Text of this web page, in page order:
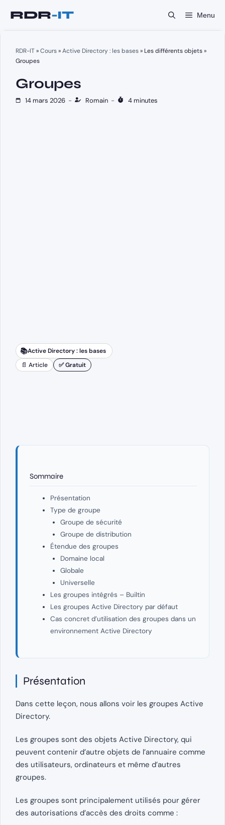
Menu
RDR-IT»Cours»Active Directory : les bases» Les différents objets»
Groupes
Groupes
14 mars 2026 - Romain - 4 minutes
📚Active Directory : les bases
📄 Article
✅ Gratuit
Sommaire
Présentation
Type de groupe
Groupe de sécurité
Groupe de distribution
Étendue des groupes
Domaine local
Globale
Universelle
Les groupes intégrés – Builtin
Les groupes Active Directory par défaut
Cas concret d’utilisation des groupes dans un
environnement Active Directory
Présentation
Dans cette leçon, nous allons voir les groupes Active
Directory.
Les groupes sont des objets Active Directory, qui
peuvent contenir d’autre objets de l’annuaire comme
des utilisateurs, ordinateurs et même d’autres
groupes.
Les groupes sont principalement utilisés pour gérer
des autorisations d’accès des droits comme :